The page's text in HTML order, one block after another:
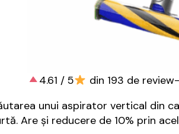
4.61 / 5
din 193 de
unui aspirator vertical din
Are și reducere de 10% prin